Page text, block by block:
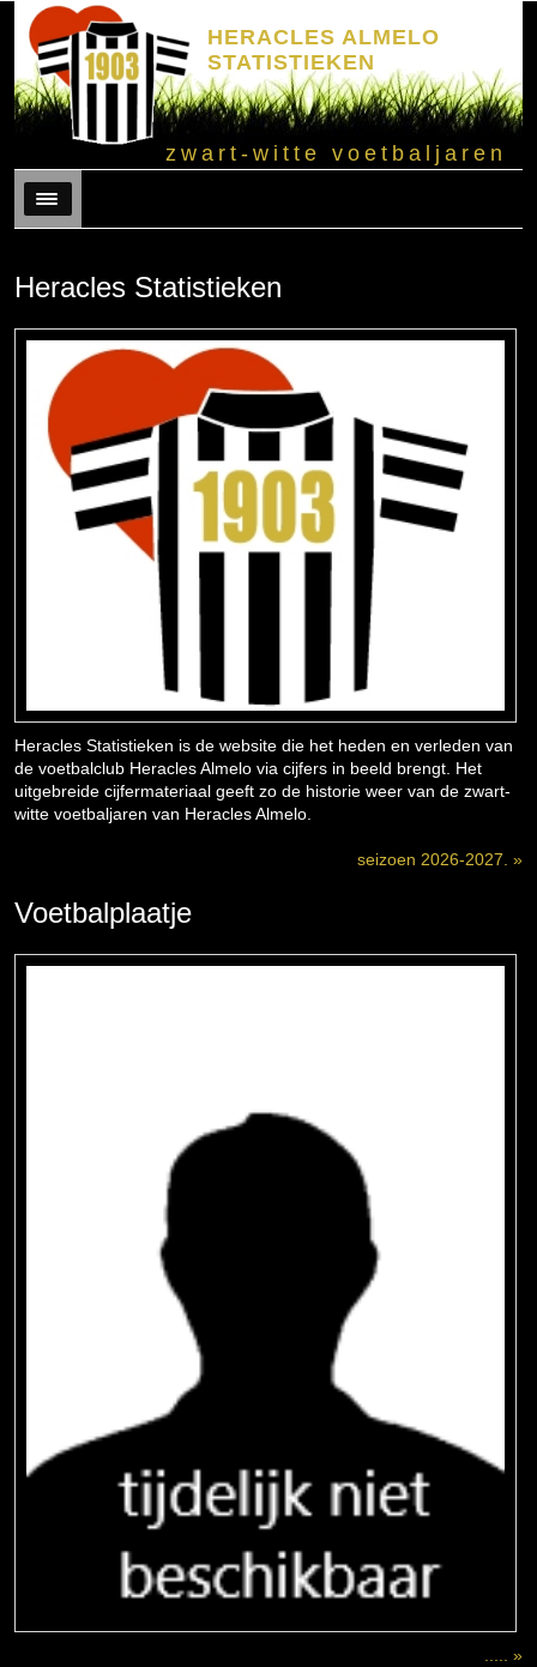
HERACLES ALMELO
STATISTIEKEN
zwart-witte voetbaljaren
Menu
Heracles Statistieken
Heracles Statistieken is de website die het heden en verleden van
de voetbalclub Heracles Almelo via cijfers in beeld brengt. Het
uitgebreide cijfermateriaal geeft zo de historie weer van de zwart-
witte voetbaljaren van Heracles Almelo.
seizoen 2026-2027. »
Voetbalplaatje
..... »